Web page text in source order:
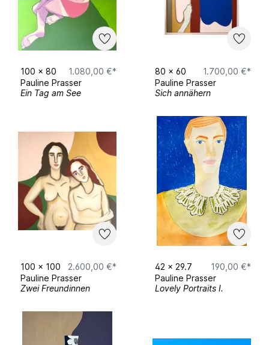
100 x 80
1.080,00 €*
Pauline Prasser
Ein Tag am See
80 x 60
1.700,00 €*
Pauline Prasser
Sich annähern
100 x 100
2.600,00 €*
Pauline Prasser
Zwei Freundinnen
42 x 29.7
190,00 €*
Pauline Prasser
Lovely Portraits I.